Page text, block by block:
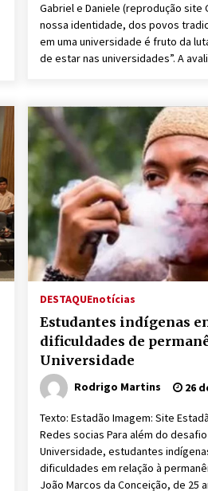
Gabriel e Daniele (reprodução site
nossa identidade, dos povos
em uma universidade é fruto da
de estar nas universidades”. A
DESTAQUEnotícias
Estudantes indígenas
dificuldades de
Universidade
Rodrigo Martins 26
Texto: Estadão Imagem: Site
Redes socias Para além do
Universidade, estudantes
dificuldades em relação à
João Marcos da Conceição, de 25